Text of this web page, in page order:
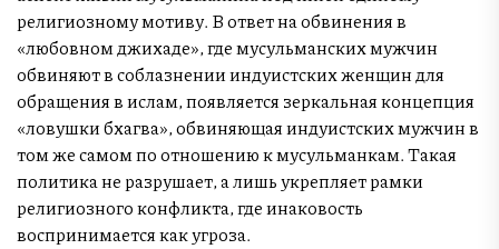
религиозному мотиву. В ответ на обвинения в
«любовном джихаде», где мусульманских мужчин
обвиняют в соблазнении индуистских женщин для
обращения в ислам, появляется зеркальная концепция
«ловушки бхагва», обвиняющая индуистских мужчин в
том же самом по отношению к мусульманкам. Такая
политика не разрушает, а лишь укрепляет рамки
религиозного конфликта, где инаковость
воспринимается как угроза.